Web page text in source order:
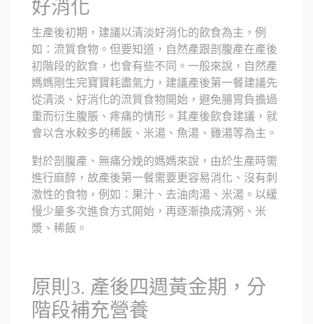
好消化
生產後初期，建議以清淡好消化的飲食為主，例
如：流質食物。但要知道，自然產跟剖腹產在產後
初階段的飲食，也會有些不同。一般來說，自然產
媽媽剛生完寶寶耗盡氣力，建議產後第一餐建議先
從清淡、好消化的流質食物開始，避免腸胃負擔過
重而衍生腹脹、疼痛的情形。其產後飲食建議，就
會以含水較多的稀飯、米湯、魚湯、雞湯等為主。
對於剖腹產、無痛分娩的媽媽來說，由於生產時需
進行麻醉，故產後第一餐需要更容易消化、沒有刺
激性的食物，例如：果汁、去油肉湯、米湯。以緩
慢少量多次進食方式開始，再逐漸換成清粥、米
漿、稀飯。
原則3. 產後四週黃金期，分
階段補充營養